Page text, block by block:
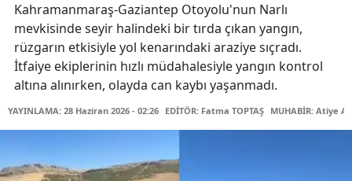
Kahramanmaraş-Gaziantep Otoyolu'nun Narlı
mevkisinde seyir halindeki bir tırda çıkan yangın,
rüzgarın etkisiyle yol kenarındaki araziye sıçradı.
İtfaiye ekiplerinin hızlı müdahalesiyle yangın kontrol
altına alınırken, olayda can kaybı yaşanmadı.
YAYINLAMA: 28 Haziran 2026 - 02:26 EDİTÖR: Fatma TOPTAŞ MUHABİR: Atiye